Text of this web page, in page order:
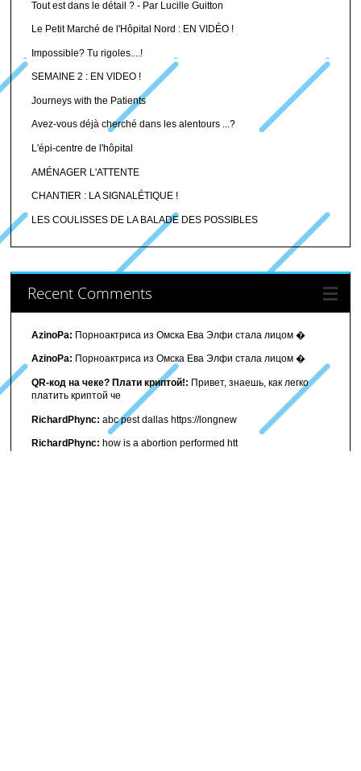
Tout est dans le détail ? - Par Lucille Guitton
Le Petit Marché de l'Hôpital Nord : EN VIDÉO !
Impossible? Tu rigoles....!
SEMAINE 2 : EN VIDEO !
Journeys with the Patients
Avez-vous déjà cherché dans les alentours ...?
L'épi-centre de l'hôpital
AMÉNAGER L'ATTENTE
CHANTIER : LA SIGNALÉTIQUE !
LES COULISSES DE LA BALADE DES POSSIBLES
Recent Comments
AzinoPa: Порноактриса из Омска Ева Элфи стала лицом �
AzinoPa: Порноактриса из Омска Ева Элфи стала лицом �
QR-код на чеке? Плати криптой!: Привет, знаешь, как легко
платить криптой че
RichardPhync: abc pest dallas https://longnew
RichardPhync: how is a abortion performed htt